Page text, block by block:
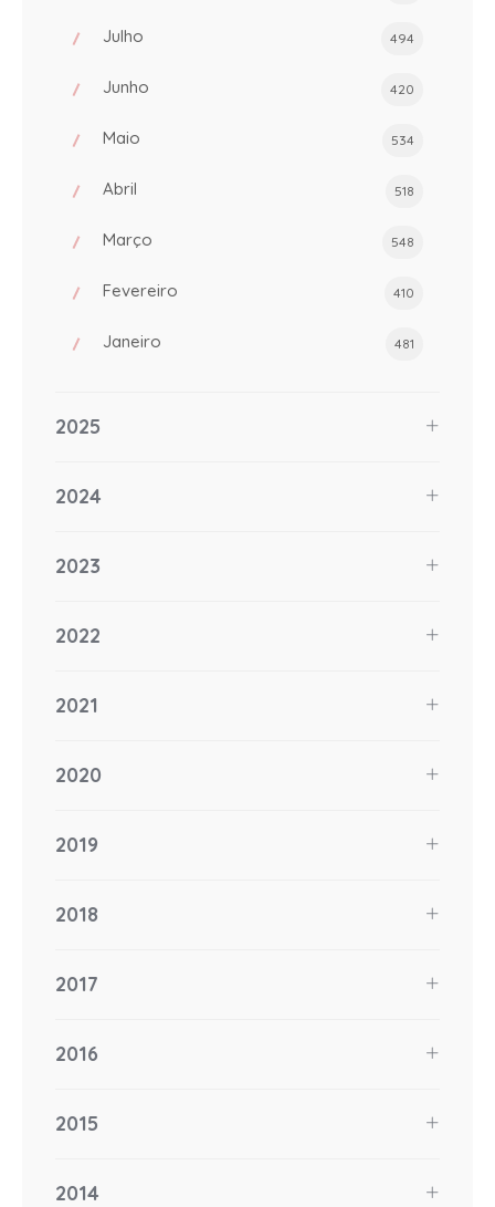
Julho 494
Junho 420
Maio 534
Abril 518
Março 548
Fevereiro 410
Janeiro 481
2025
2024
2023
2022
2021
2020
2019
2018
2017
2016
2015
2014